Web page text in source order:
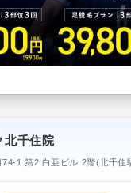
北千住院
74-1 第2 白亜ビル 2階(北千住